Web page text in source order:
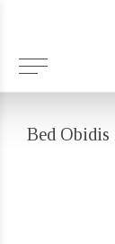
Terug
Bed Obidis